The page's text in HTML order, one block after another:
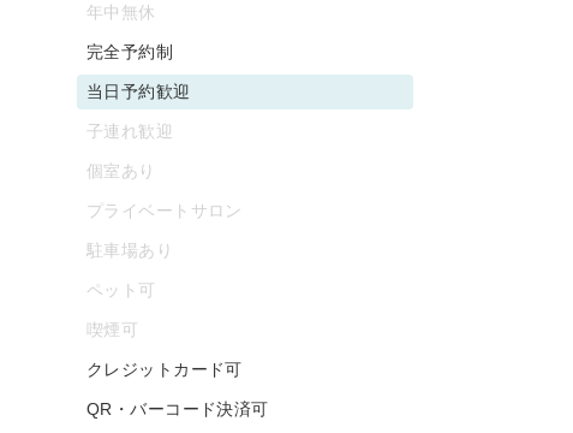
年中無休
完全予約制
当日予約歓迎
子連れ歓迎
個室あり
プライベートサロン
駐車場あり
ペット可
喫煙可
クレジットカード可
QR・バーコード決済可